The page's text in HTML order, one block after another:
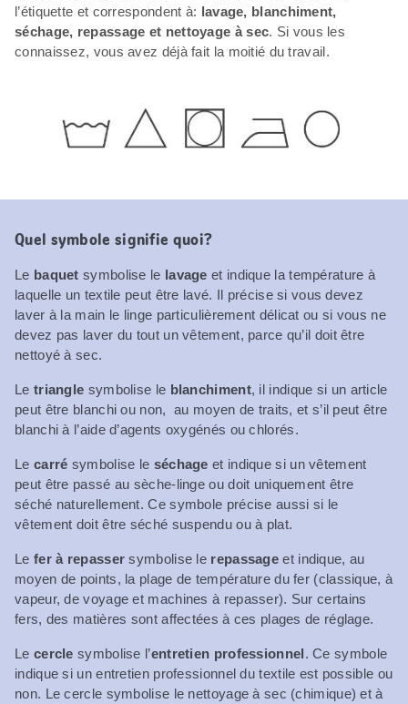
l’étiquette et correspondent à: lavage, blanchiment,
séchage, repassage et nettoyage à sec. Si vous les
connaissez, vous avez déjà fait la moitié du travail.
Quel symbole signifie quoi?
Le baquet symbolise le lavage et indique la température à
laquelle un textile peut être lavé. Il précise si vous devez
laver à la main le linge particulièrement délicat ou si vous ne
devez pas laver du tout un vêtement, parce qu’il doit être
nettoyé à sec.
Le triangle symbolise le blanchiment, il indique si un article
peut être blanchi ou non, au moyen de traits, et s’il peut être
blanchi à l’aide d’agents oxygénés ou chlorés.
Le carré symbolise le séchage et indique si un vêtement
peut être passé au sèche-linge ou doit uniquement être
séché naturellement. Ce symbole précise aussi si le
vêtement doit être séché suspendu ou à plat.
Le fer à repasser symbolise le repassage et indique, au
moyen de points, la plage de température du fer (classique, à
vapeur, de voyage et machines à repasser). Sur certains
fers, des matières sont affectées à ces plages de réglage.
Le cercle symbolise l’entretien professionnel. Ce symbole
indique si un entretien professionnel du textile est possible ou
non. Le cercle symbolise le nettoyage à sec (chimique) et à